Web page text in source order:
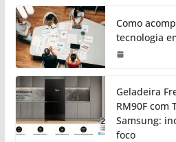
Como
tecnologia
Geladeira
RM90F com
Samsung:
foco